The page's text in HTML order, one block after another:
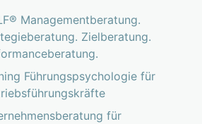
Managementberatung.
Zielberatung.
Führungspsychologie für
für